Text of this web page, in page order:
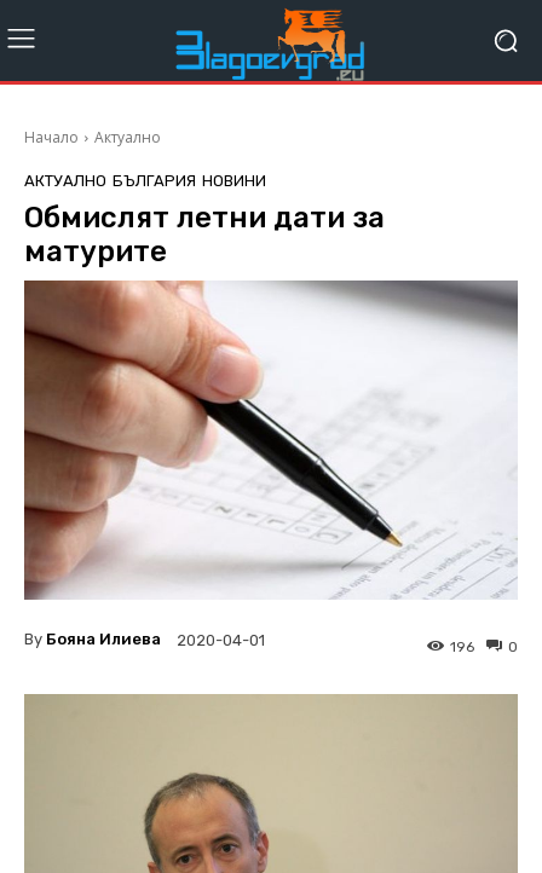
Начало Актуално
АКТУАЛНО БЪЛГАРИЯ НОВИНИ
Обмислят летни дати за
матурите
By Бояна Илиева 2020-04-01 0
196